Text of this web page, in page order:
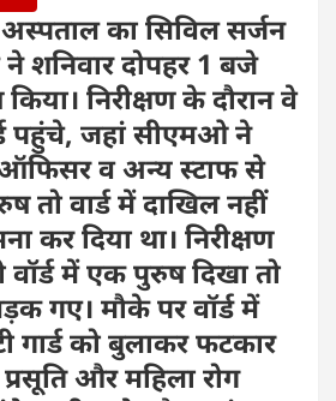
का सिविल सर्जन
शनिवार दोपहर 1 बजे
निरीक्षण के दौरान वे
पहुंचे, जहां सीएमओ ने
ऑफिसर व अन्य स्टाफ से
तो वार्ड में दाखिल नहीं
कर दिया था। निरीक्षण
में एक पुरुष दिखा तो
गए। मौके पर वॉर्ड में
गार्ड को बुलाकर फटकार
और महिला रोग